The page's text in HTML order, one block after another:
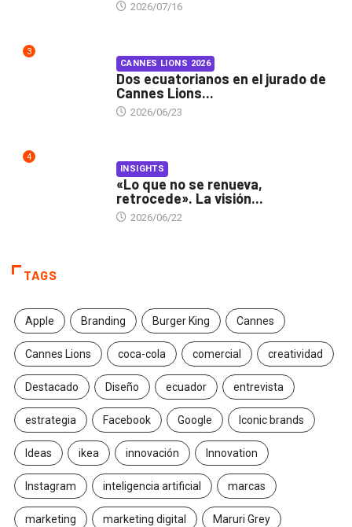
2026/07/16
3
CANNES LIONS 2026
Dos ecuatorianos en el jurado de
Cannes Lions...
2026/06/23
4
INSIGHTS
«Lo que no se renueva,
retrocede». La visión...
2026/06/22
TAGS
Apple Branding Burger King Cannes
Cannes Lions coca-cola comercial creatividad
Destacado Diseño ecuador entrevista
estrategia Facebook Google Iconic brands
Ideas ikea innovación Innovation
Instagram inteligencia artificial marcas
marketing marketing digital Maruri Grey